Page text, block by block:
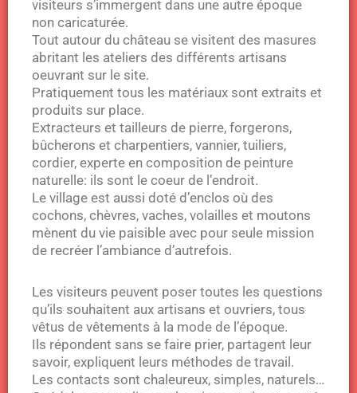
visiteurs s’immergent dans une autre époque
non caricaturée.
Tout autour du château se visitent des masures
abritant les ateliers des différents artisans
oeuvrant sur le site.
Pratiquement tous les matériaux sont extraits et
produits sur place.
Extracteurs et tailleurs de pierre, forgerons,
bûcherons et charpentiers, vannier, tuiliers,
cordier, experte en composition de peinture
naturelle: ils sont le coeur de l’endroit.
Le village est aussi doté d’enclos où des
cochons, chèvres, vaches, volailles et moutons
mènent du vie paisible avec pour seule mission
de recréer l’ambiance d’autrefois.
Les visiteurs peuvent poser toutes les questions
qu’ils souhaitent aux artisans et ouvriers, tous
vêtus de vêtements à la mode de l’époque.
Ils répondent sans se faire prier, partagent leur
savoir, expliquent leurs méthodes de travail.
Les contacts sont chaleureux, simples, naturels…